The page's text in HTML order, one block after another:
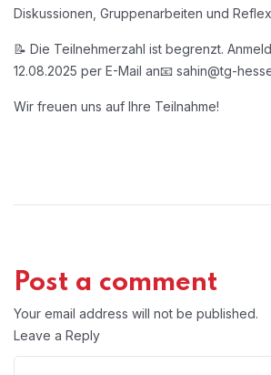
Diskussionen, Gruppenarbeiten und
📝 Die Teilnehmerzahl ist begrenzt.
12.08.2025 per E-Mail an📧 sahin@tg-
Wir freuen uns auf Ihre Teilnahme!
Post a comment
Your email address will not be published.
Leave a Reply